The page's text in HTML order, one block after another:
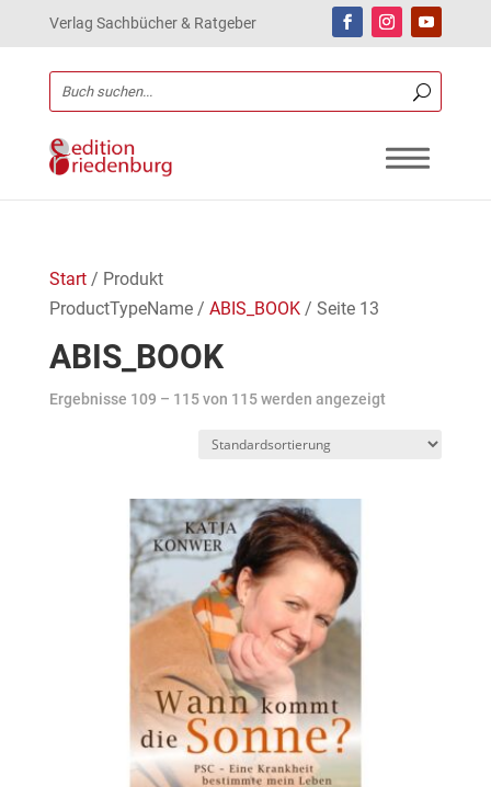
Verlag Sachbücher & Ratgeber
Start/ Produkt
ProductTypeName / ABIS_BOOK/ Seite 13
ABIS_BOOK
Ergebnisse 109 – 115 von 115 werden angezeigt